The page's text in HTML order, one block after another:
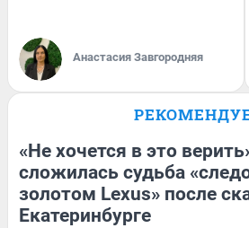
Анастасия Завгородняя
«Не хочется в это
сложилась судьба
золотом Lexus» после
Екатеринбурге